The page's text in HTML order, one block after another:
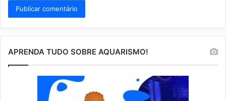
APRENDA TUDO SOBRE AQUARISMO!